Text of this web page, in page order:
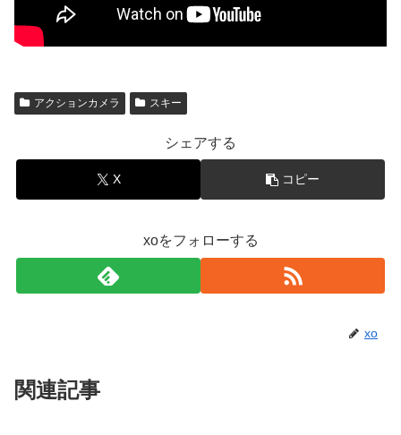
アクションカメラ スキー
シェアする
X コピー
xoをフォローする
xo
関連記事